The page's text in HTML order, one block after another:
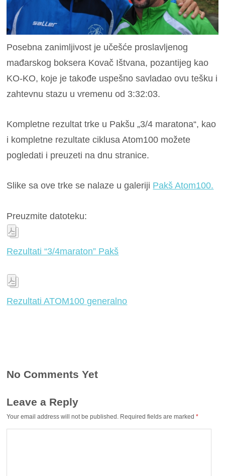
Posebna zanimljivost je učešće proslavljenog
mađarskog boksera Kovač Ištvana, pozantijeg kao
KO-KO, koje je takođe uspešno savladao ovu tešku i
zahtevnu stazu u vremenu od 3:32:03.
Kompletne rezultat trke u Pakšu „3/4 maratona“, kao
i kompletne rezultate ciklusa Atom100 možete
pogledati i preuzeti na dnu stranice.
Slike sa ove trke se nalaze u galeriji Pakš Atom100.
Preuzmite datoteku:
Rezultati “3/4maraton” Pakš
Rezultati ATOM100 generalno
No Comments Yet
Leave a Reply
Your email address will not be published. Required fields are marked*